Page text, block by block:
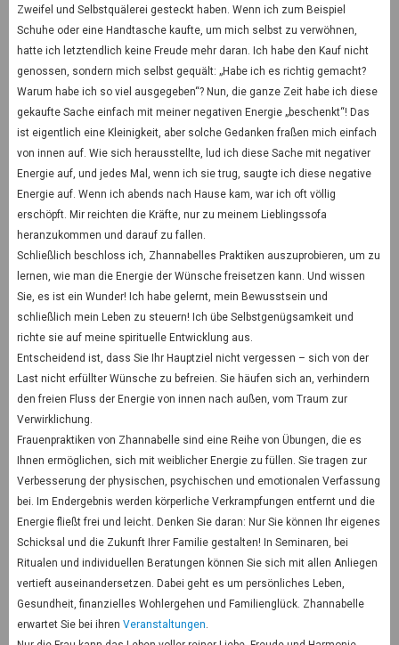
Zweifel und Selbstquälerei gesteckt haben. Wenn ich zum Beispiel
Schuhe oder eine Handtasche kaufte, um mich selbst zu verwöhnen,
hatte ich letztendlich keine Freude mehr daran. Ich habe den Kauf nicht
genossen, sondern mich selbst gequält: „Habe ich es richtig gemacht?
Warum habe ich so viel ausgegeben“? Nun, die ganze Zeit habe ich diese
gekaufte Sache einfach mit meiner negativen Energie „beschenkt“! Das
ist eigentlich eine Kleinigkeit, aber solche Gedanken fraßen mich einfach
von innen auf. Wie sich herausstellte, lud ich diese Sache mit negativer
Energie auf, und jedes Mal, wenn ich sie trug, saugte ich diese negative
Energie auf. Wenn ich abends nach Hause kam, war ich oft völlig
erschöpft. Mir reichten die Kräfte, nur zu meinem Lieblingssofa
heranzukommen und darauf zu fallen.
Schließlich beschloss ich, Zhannabelles Praktiken auszuprobieren, um zu
lernen, wie man die Energie der Wünsche freisetzen kann. Und wissen
Sie, es ist ein Wunder! Ich habe gelernt, mein Bewusstsein und
schließlich mein Leben zu steuern! Ich übe Selbstgenügsamkeit und
richte sie auf meine spirituelle Entwicklung aus.
Entscheidend ist, dass Sie Ihr Hauptziel nicht vergessen – sich von der
Last nicht erfüllter Wünsche zu befreien. Sie häufen sich an, verhindern
den freien Fluss der Energie von innen nach außen, vom Traum zur
Verwirklichung.
Frauenpraktiken von Zhannabelle sind eine Reihe von Übungen, die es
Ihnen ermöglichen, sich mit weiblicher Energie zu füllen. Sie tragen zur
Verbesserung der physischen, psychischen und emotionalen Verfassung
bei. Im Endergebnis werden körperliche Verkrampfungen entfernt und die
Energie fließt frei und leicht. Denken Sie daran: Nur Sie können Ihr eigenes
Schicksal und die Zukunft Ihrer Familie gestalten! In Seminaren, bei
Ritualen und individuellen Beratungen können Sie sich mit allen Anliegen
vertieft auseinandersetzen. Dabei geht es um persönliches Leben,
Gesundheit, finanzielles Wohlergehen und Familienglück. Zhannabelle
erwartet Sie bei ihren Veranstaltungen